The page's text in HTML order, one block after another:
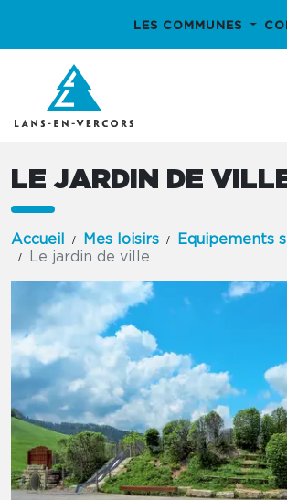
LES COMMUNES
LE JARDIN DE
Accueil Mes loisirs
Equipements
Le jardin de ville